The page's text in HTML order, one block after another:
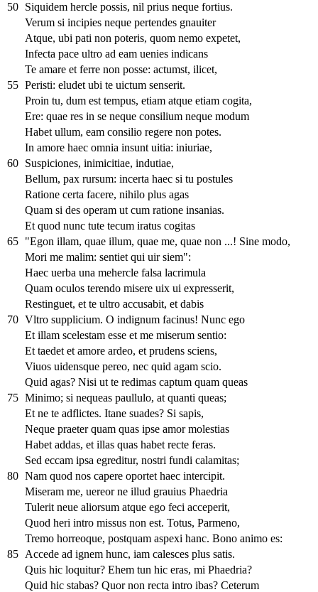
50
Siquidem hercle possis, nil prius neque fortius.
Verum si incipies neque pertendes gnauiter
Atque, ubi pati non poteris, quom nemo expetet,
Infecta pace ultro ad eam uenies indicans
Te amare et ferre non posse: actumst, ilicet,
55 Peristi: eludet ubi te uictum senserit.
Proin tu, dum est tempus, etiam atque etiam cogita,
Ere: quae res in se neque consilium neque modum
Habet ullum, eam consilio regere non potes.
In amore haec omnia insunt uitia: iniuriae,
60
Suspiciones, inimicitiae, indutiae,
Bellum, pax rursum: incerta haec si tu postules
Ratione certa facere, nihilo plus agas
Quam si des operam ut cum ratione insanias.
Et quod nunc tute tecum iratus cogitas
65
"Egon illam, quae illum, quae me, quae non ...! Sine modo,
Mori me malim: sentiet qui uir siem":
Haec uerba una mehercle falsa lacrimula
Quam oculos terendo misere uix ui expresserit,
Restinguet, et te ultro accusabit, et dabis
70 Vltro supplicium. O indignum facinus! Nunc ego
Et illam scelestam esse et me miserum sentio:
Et taedet et amore ardeo, et prudens sciens,
Viuos uidensque pereo, nec quid agam scio.
Quid agas? Nisi ut te redimas captum quam queas
75 Minimo; si nequeas paullulo, at quanti queas;
Et ne te adflictes. Itane suades? Si sapis,
Neque praeter quam quas ipse amor molestias
Habet addas, et illas quas habet recte feras.
Sed eccam ipsa egreditur, nostri fundi calamitas;
80 Nam quod nos capere oportet haec intercipit.
Miseram me, uereor ne illud grauius Phaedria
Tulerit neue aliorsum atque ego feci acceperit,
Quod heri intro missus non est. Totus, Parmeno,
Tremo horreoque, postquam aspexi hanc. Bono animo es:
85
Accede ad ignem hunc, iam calesces plus satis.
Quis hic loquitur? Ehem tun hic eras, mi Phaedria?
Quid hic stabas? Quor non recta intro ibas? Ceterum